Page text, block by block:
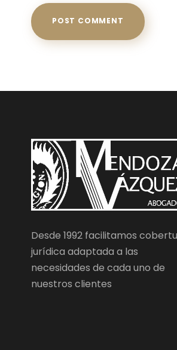
Desde 1992 facilitamos
jurídica adaptada a las
necesidades de cada uno de
nuestros clientes